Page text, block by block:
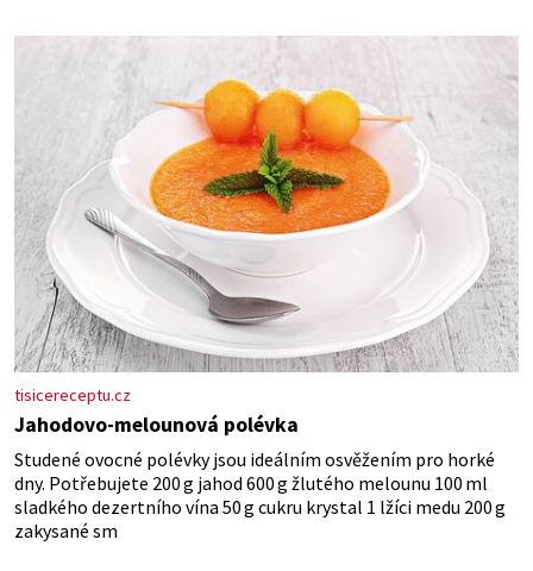
manžel pořídil milenku,
tisicereceptu.cz
Jahodovo-melounová polévka
Studené ovocné polévky jsou ideálním osvěžením pro horké
dny. Potřebujete 200 g jahod 600 g žlutého melounu 100 ml
sladkého dezertního vína 50 g cukru krystal 1 lžíci medu 200 g
zakysané sm